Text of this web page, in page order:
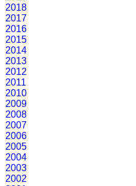
2018
2017
2016
2015
2014
2013
2012
2011
2010
2009
2008
2007
2006
2005
2004
2003
2002